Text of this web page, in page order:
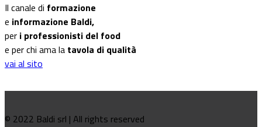
Il canale di formazione
e informazione Baldi,
per i professionisti del food
e per chi ama la tavola di qualità
vai al sito
© 2022 Baldi srl | All rights reserved